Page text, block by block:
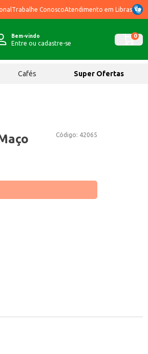
Trabalhe ConoscoAtendimento em Libras
Bem-vindo
Entre ou cadastre-se
0
Cafés Super Ofertas
Código: 42065